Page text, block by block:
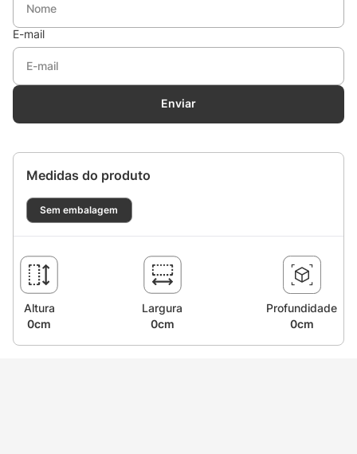
E-mail
Enviar
Medidas do produto
Sem embalagem
Altura
0cm
Largura
0cm
Profundidade
0cm